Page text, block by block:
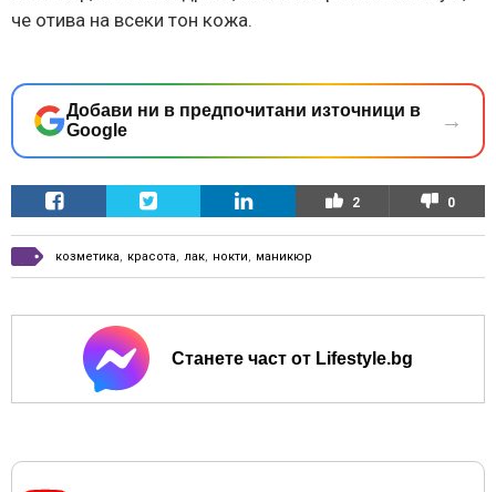
че отива на всеки тон кожа.
Добави ни в предпочитани източници в
Google
→
2 0
козметика, красота, лак, нокти, маникюр
Станете част от Lifestyle.bg